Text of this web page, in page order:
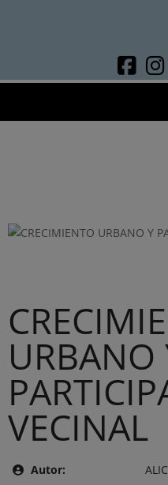
URBANO
VECINAL
Autor: